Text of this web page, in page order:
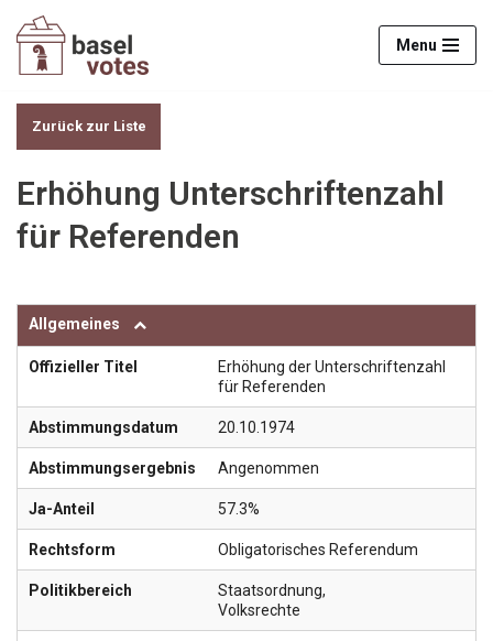
Zum
Menu
Zurück zur Liste
Erhöhung Unterschriftenzahl
für Referenden
Allgemeines
Offizieller Titel
Erhöhung der Unterschriftenzahl
für Referenden
Abstimmungsdatum 20.10.1974
Abstimmungsergebnis Angenommen
Ja-Anteil 57.3%
Rechtsform Obligatorisches Referendum
Politikbereich Staatsordnung,
Volksrechte